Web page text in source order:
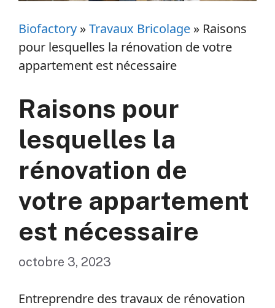
Biofactory »Travaux Bricolage » Raisons
pour lesquelles la rénovation de votre
appartement est nécessaire
Raisons pour
lesquelles la
rénovation de
votre appartement
est nécessaire
octobre 3, 2023
Entreprendre des travaux de rénovation